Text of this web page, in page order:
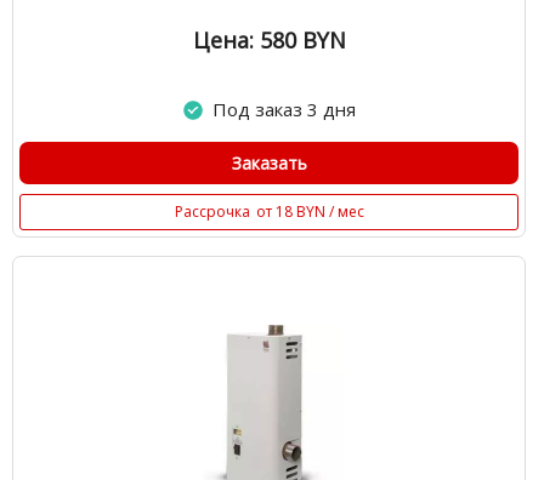
Цена: 580 BYN
Под заказ 3 дня
Заказать
Рассрочка от 18 BYN / мес